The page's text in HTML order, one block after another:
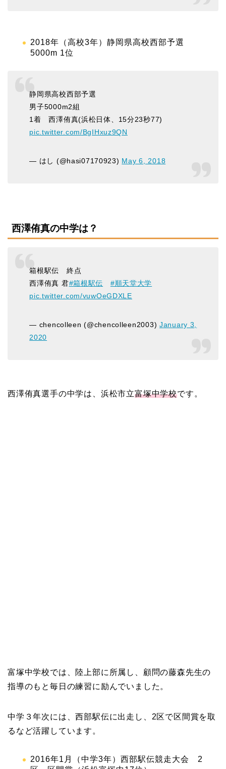
2018年（高校3年）静岡県高校西部予選
5000m 1位
静岡県高校西部予選
男子5000m2組
1着 西澤侑真(浜松日体、15分23秒77)
pic.twitter.com/BgIHxuz9QN
— はし (@hasi07170923) May 6, 2018
西澤侑真の中学は？
箱根駅伝 終点
西澤侑真 君#箱根駅伝
#順天堂大学
pic.twitter.com/vuwOeGDXLE
— chencolleen (@chencolleen2003) January 3,
2020
西澤侑真選手の中学は、浜松市立富塚中学校です。
富塚中学校では、陸上部に所属し、顧問の藤森先生の
指導のもと毎日の練習に励んでいました。
中学３年次には、西部駅伝に出走し、2区で区間賞を取
るなど活躍しています。
2016年1月（中学3年）西部駅伝競走大会 2